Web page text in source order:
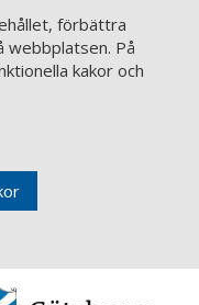
förbättra
webbplatsen. På
kakor och